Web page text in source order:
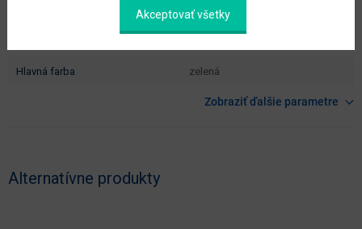
vyžaduje zručnosť
hlavná farba zelená
Zobraziť ďalšie parametre
Alternatívne produkty
Akceptovať všetky